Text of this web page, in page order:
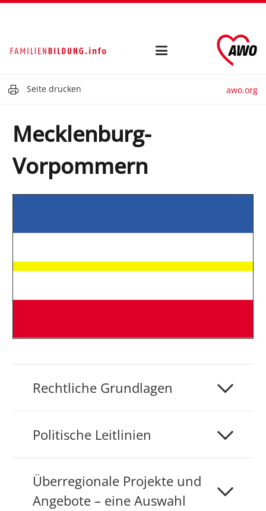
Seite drucken awo.org
Mecklenburg-
Vorpommern
Rechtliche Grundlagen
Politische Leitlinien
Überregionale Projekte und
Angebote – eine Auswahl